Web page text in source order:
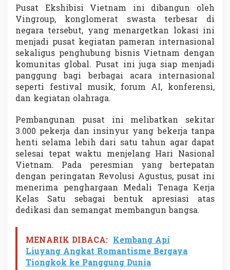
A
s
i
a
T
e
g
g
a
r
Pusat Ekshibisi Vietnam ini dibangun oleh
Vingroup, konglomerat swasta terbesar di
negara tersebut, yang menargetkan lokasi ini
menjadi pusat kegiatan pameran internasional
sekaligus penghubung bisnis Vietnam dengan
komunitas global. Pusat ini juga siap menjadi
panggung bagi berbagai acara internasional
seperti festival musik, forum AI, konferensi,
dan kegiatan olahraga.
Pembangunan pusat ini melibatkan sekitar
3.000 pekerja dan insinyur yang bekerja tanpa
henti selama lebih dari satu tahun agar dapat
selesai tepat waktu menjelang Hari Nasional
Vietnam. Pada peresmian yang bertepatan
dengan peringatan Revolusi Agustus, pusat ini
menerima penghargaan Medali Tenaga Kerja
Kelas Satu sebagai bentuk apresiasi atas
dedikasi dan semangat membangun bangsa.
MENARIK DIBACA: Kembang Api
Liuyang Angkat Romantisme Bergaya
Tiongkok ke Panggung Dunia